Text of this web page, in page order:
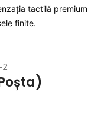
tactilă premium
finite.